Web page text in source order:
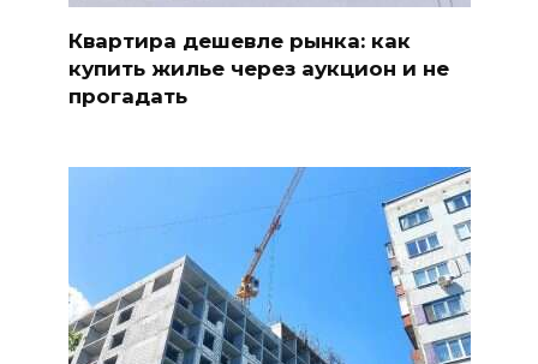
Квартира дешевле рынка: как
купить жилье через аукцион и не
прогадать